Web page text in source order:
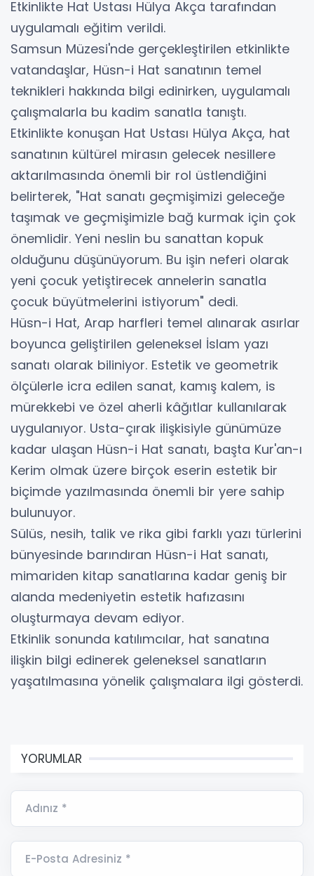
Etkinlikte Hat Ustası Hülya Akça tarafından
uygulamalı eğitim verildi.
Samsun Müzesi'nde gerçekleştirilen etkinlikte
vatandaşlar, Hüsn-i Hat sanatının temel
teknikleri hakkında bilgi edinirken, uygulamalı
çalışmalarla bu kadim sanatla tanıştı.
Etkinlikte konuşan Hat Ustası Hülya Akça, hat
sanatının kültürel mirasın gelecek nesillere
aktarılmasında önemli bir rol üstlendiğini
belirterek, "Hat sanatı geçmişimizi geleceğe
taşımak ve geçmişimizle bağ kurmak için çok
önemlidir. Yeni neslin bu sanattan kopuk
olduğunu düşünüyorum. Bu işin neferi olarak
yeni çocuk yetiştirecek annelerin sanatla
çocuk büyütmelerini istiyorum" dedi.
Hüsn-i Hat, Arap harfleri temel alınarak asırlar
boyunca geliştirilen geleneksel İslam yazı
sanatı olarak biliniyor. Estetik ve geometrik
ölçülerle icra edilen sanat, kamış kalem, is
mürekkebi ve özel aherli kâğıtlar kullanılarak
uygulanıyor. Usta-çırak ilişkisiyle günümüze
kadar ulaşan Hüsn-i Hat sanatı, başta Kur'an-ı
Kerim olmak üzere birçok eserin estetik bir
biçimde yazılmasında önemli bir yere sahip
bulunuyor.
Sülüs, nesih, talik ve rika gibi farklı yazı türlerini
bünyesinde barındıran Hüsn-i Hat sanatı,
mimariden kitap sanatlarına kadar geniş bir
alanda medeniyetin estetik hafızasını
oluşturmaya devam ediyor.
Etkinlik sonunda katılımcılar, hat sanatına
ilişkin bilgi edinerek geleneksel sanatların
yaşatılmasına yönelik çalışmalara ilgi gösterdi.
YORUMLAR
Adınız *
E-Posta Adresiniz *